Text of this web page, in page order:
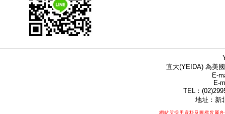
宜大(YEIDA) 為美
E-
E-
TEL：
地址：新
網站所採用資料及圖檔皆屬